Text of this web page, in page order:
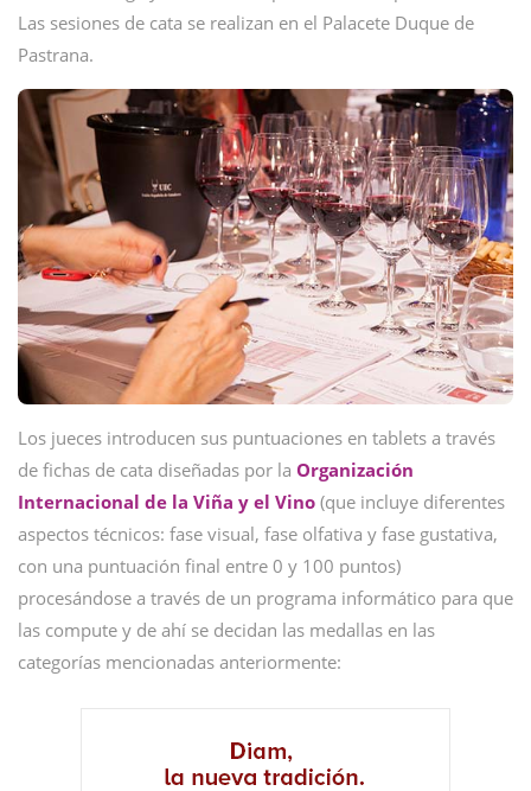
Las sesiones de cata se realizan en el Palacete Duque de
Pastrana.
Los jueces introducen sus puntuaciones en tablets a través
de fichas de cata diseñadas por la Organización
Internacional de la Viña y el Vino (que incluye diferentes
aspectos técnicos: fase visual, fase olfativa y fase gustativa,
con una puntuación final entre 0 y 100 puntos)
procesándose a través de un programa informático para que
las compute y de ahí se decidan las medallas en las
categorías mencionadas anteriormente: